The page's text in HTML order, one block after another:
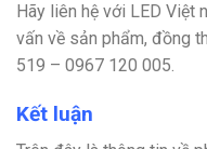
Hãy liên hệ với LED Việt
vấn về sản phẩm, đồng
519 – 0967 120 005.
Kết luận